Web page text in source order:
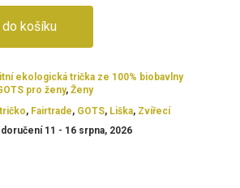
košíku
ekologická trička ze 100% biobavlny
pro ženy, Ženy
, Fairtrade, GOTS, Liška, Zvířecí
11 - 16 srpna, 2026